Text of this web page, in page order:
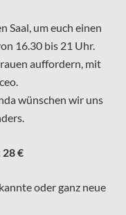
Saal, um euch einen
16.30 bis 21 Uhr.
auffordern, mit
wünschen wir uns
28 €
oder ganz neue